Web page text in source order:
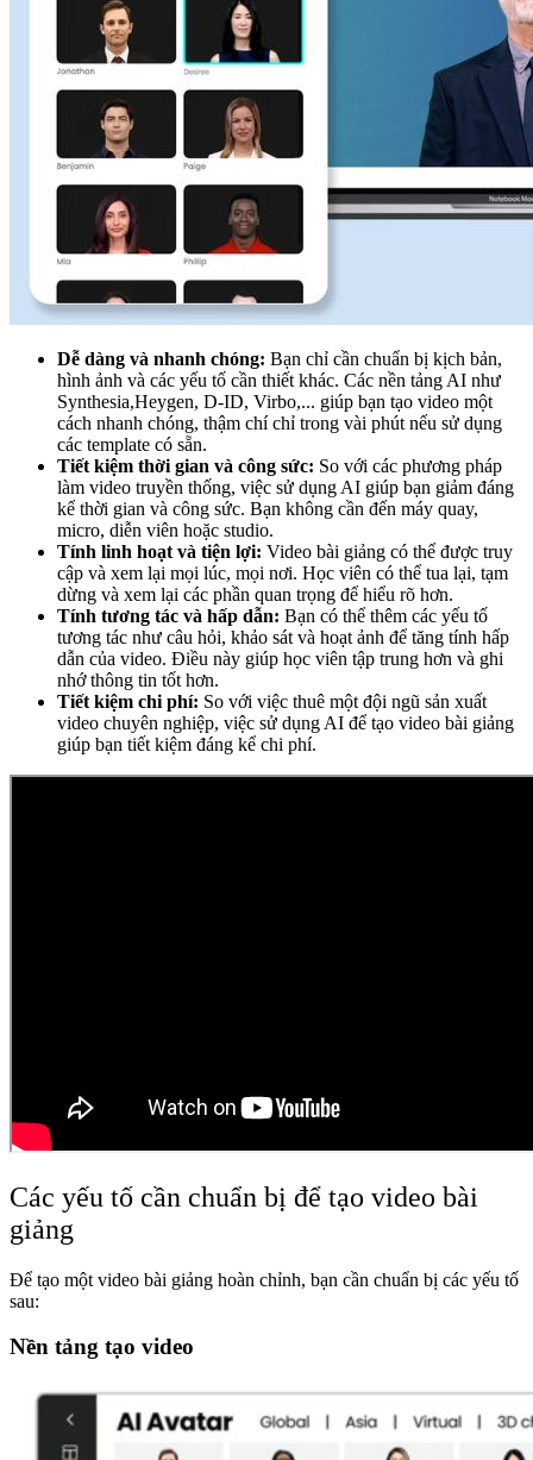
Dễ dàng và nhanh chóng: Bạn chỉ cần chuẩn bị kịch bản,
hình ảnh và các yếu tố cần thiết khác. Các nền tảng AI như
Synthesia,Heygen, D-ID, Virbo,... giúp bạn tạo video một
cách nhanh chóng, thậm chí chỉ trong vài phút nếu sử dụng
các template có sẵn.
Tiết kiệm thời gian và công sức: So với các phương pháp
làm video truyền thống, việc sử dụng AI giúp bạn giảm đáng
kể thời gian và công sức. Bạn không cần đến máy quay,
micro, diễn viên hoặc studio.
Tính linh hoạt và tiện lợi: Video bài giảng có thể được truy
cập và xem lại mọi lúc, mọi nơi. Học viên có thể tua lại, tạm
dừng và xem lại các phần quan trọng để hiểu rõ hơn.
Tính tương tác và hấp dẫn: Bạn có thể thêm các yếu tố
tương tác như câu hỏi, khảo sát và hoạt ảnh để tăng tính hấp
dẫn của video. Điều này giúp học viên tập trung hơn và ghi
nhớ thông tin tốt hơn.
Tiết kiệm chi phí: So với việc thuê một đội ngũ sản xuất
video chuyên nghiệp, việc sử dụng AI để tạo video bài giảng
giúp bạn tiết kiệm đáng kể chi phí.
Các yếu tố cần chuẩn bị để tạo video bài
giảng
Để tạo một video bài giảng hoàn chỉnh, bạn cần chuẩn bị các yếu tố
sau:
Nền tảng tạo video